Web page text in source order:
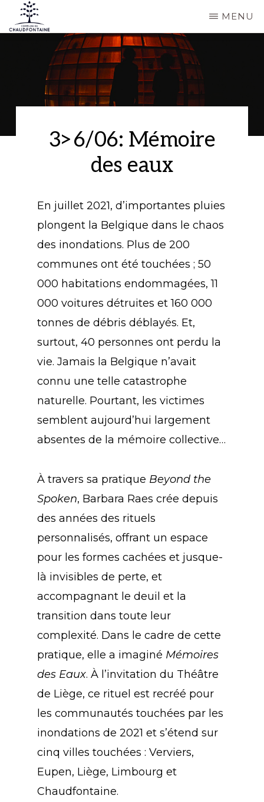
Passer
au
CHAUDFONTAINE
de
MENU
3>6/06: Mémoire
des eaux
En juillet 2021, d’importantes pluies
plongent la Belgique dans le chaos
des inondations. Plus de 200
communes ont été touchées ; 50
000 habitations endommagées, 11
000 voitures détruites et 160 000
tonnes de débris déblayés. Et,
surtout, 40 personnes ont perdu la
vie. Jamais la Belgique n’avait
connu une telle catastrophe
naturelle. Pourtant, les victimes
semblent aujourd’hui largement
absentes de la mémoire collective…
À travers sa pratique Beyond the
Spoken, Barbara Raes crée depuis
des années des rituels
personnalisés, offrant un espace
pour les formes cachées et jusque-
là invisibles de perte, et
accompagnant le deuil et la
transition dans toute leur
complexité. Dans le cadre de cette
pratique, elle a imaginé Mémoires
des Eaux. À l’invitation du Théâtre
de Liège, ce rituel est recréé pour
les communautés touchées par les
inondations de 2021 et s’étend sur
cinq villes touchées : Verviers,
Eupen, Liège, Limbourg et
Chaudfontaine.